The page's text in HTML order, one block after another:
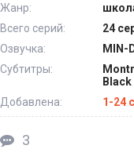
Жанр:
Всего серий:
24
Озвучка:
MIN-
Субтитры:
Black
Добавлена:
1-24
3